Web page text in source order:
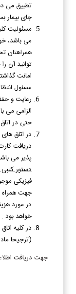
تطبیق می
جای بیمار
مسئولیت
می باشد،
همراهتان
توانید آن
امانت
مسئول
رعایت و
الزامی می
حتی در
در اتاق
دریافت
پذیر می
دستور
فیزیکی
جهت همراه
در مورد
خواهد بود .
در کلیه
(ترجیحا